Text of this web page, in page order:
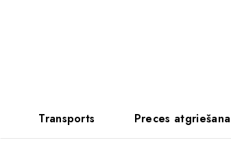
Transports Preces atgriešana